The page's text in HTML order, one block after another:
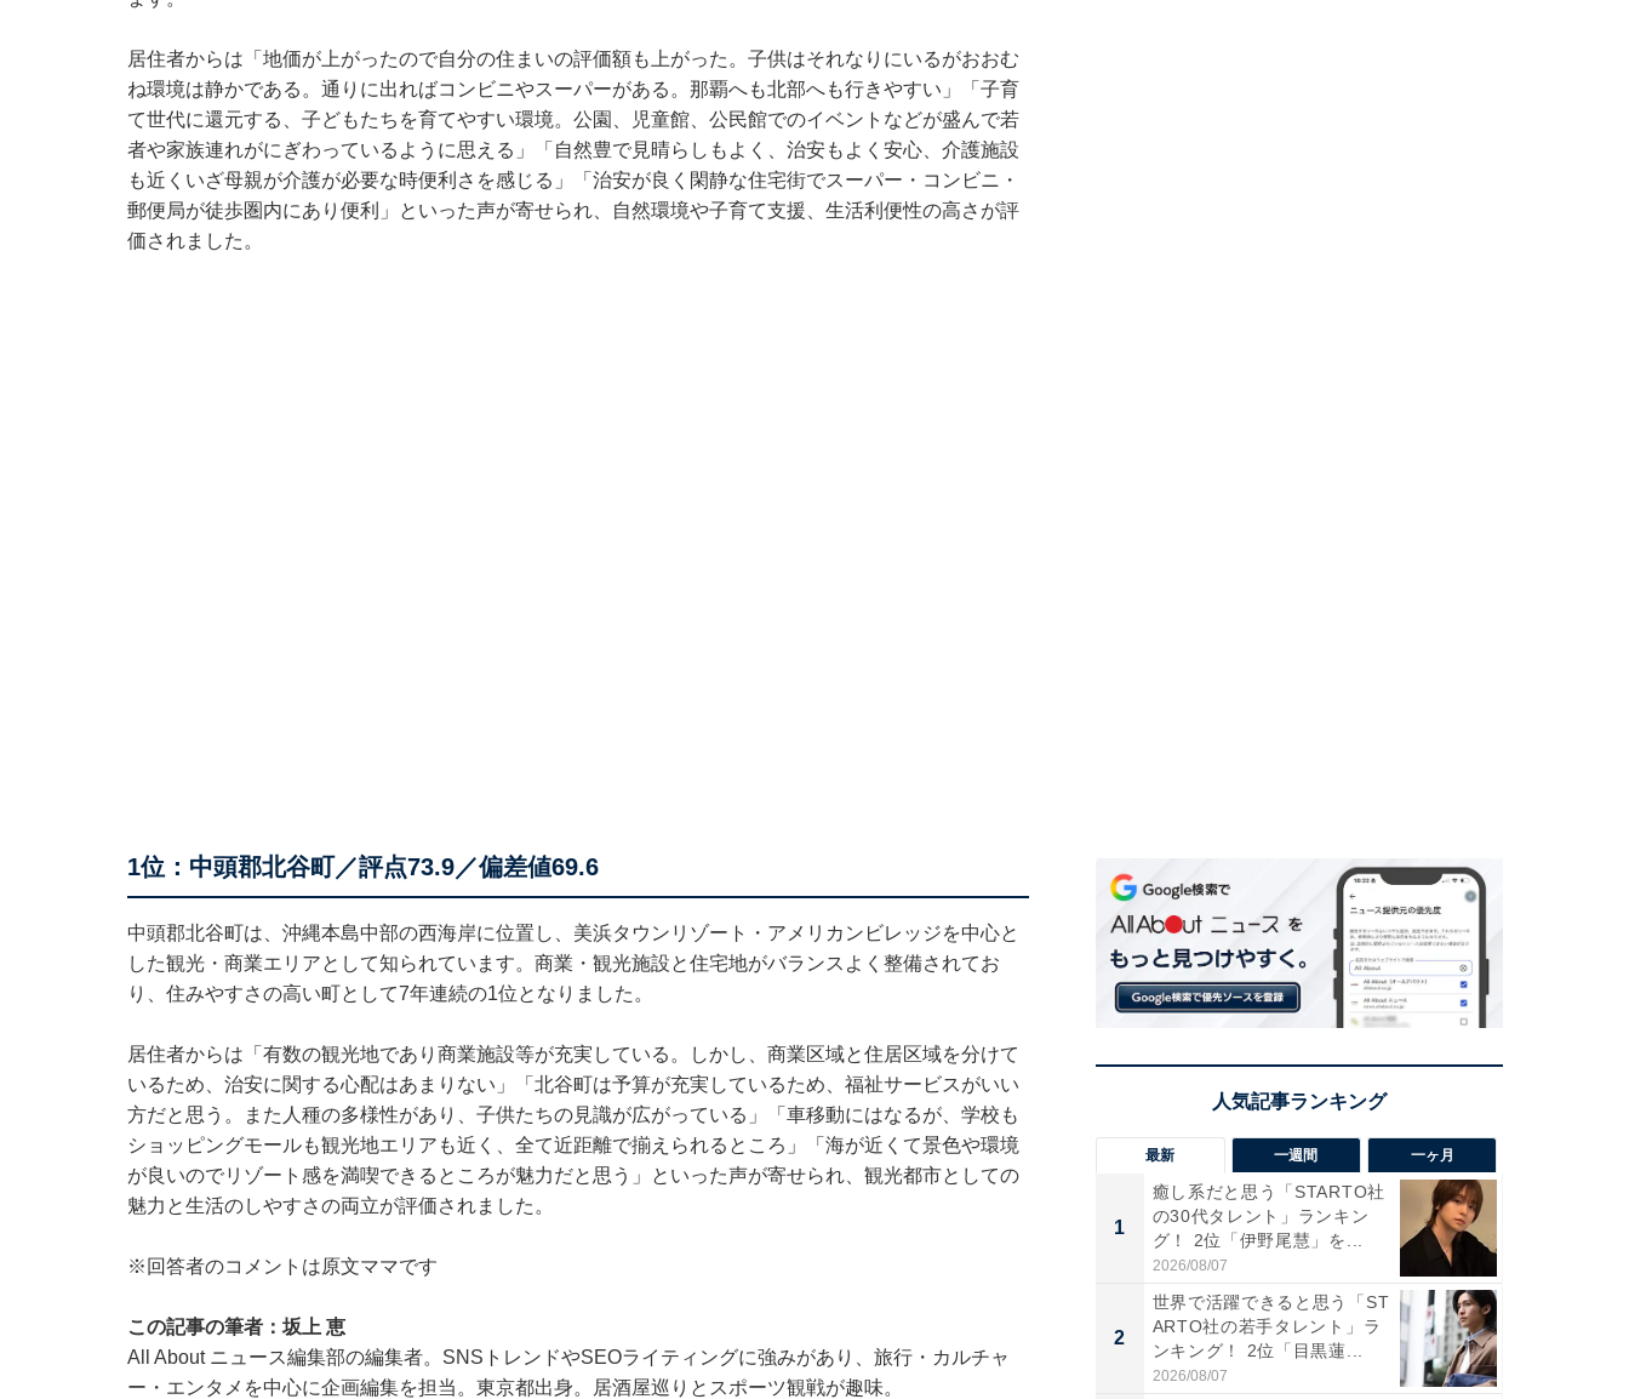
居住者からは「地価が上がったので自分の住まいの評価額も上がった。子供はそれなりにいるがおおむ
ね環境は静かである。通りに出ればコンビニやスーパーがある。那覇へも北部へも行きやすい」「子育
て世代に還元する、子どもたちを育てやすい環境。公園、児童館、公民館でのイベントなどが盛んで若
者や家族連れがにぎわっているように思える」「自然豊で見晴らしもよく、治安もよく安心、介護施設
も近くいざ母親が介護が必要な時便利さを感じる」「治安が良く閑静な住宅街でスーパー・コンビニ・
郵便局が徒歩圏内にあり便利」といった声が寄せられ、自然環境や子育て支援、生活利便性の高さが評
価されました。
1位：中頭郡北谷町／評点73.9／偏差値69.6
中頭郡北谷町は、沖縄本島中部の西海岸に位置し、美浜タウンリゾート・アメリカンビレッジを中心と
した観光・商業エリアとして知られています。商業・観光施設と住宅地がバランスよく整備されてお
り、住みやすさの高い町として7年連続の1位となりました。
居住者からは「有数の観光地であり商業施設等が充実している。しかし、商業区域と住居区域を分けて
いるため、治安に関する心配はあまりない」「北谷町は予算が充実しているため、福祉サービスがいい
方だと思う。また人種の多様性があり、子供たちの見識が広がっている」「車移動にはなるが、学校も
ショッピングモールも観光地エリアも近く、全て近距離で揃えられるところ」「海が近くて景色や環境
が良いのでリゾート感を満喫できるところが魅力だと思う」といった声が寄せられ、観光都市としての
魅力と生活のしやすさの両立が評価されました。
※回答者のコメントは原文ママです
この記事の筆者：坂上 恵
All About ニュース編集部の編集者。SNSトレンドやSEOライティングに強みがあり、旅行・カルチャ
ー・エンタメを中心に企画編集を担当。東京都出身。居酒屋巡りとスポーツ観戦が趣味。
最新 一週間 一ヶ月
1
癒し系だと思う「STARTO社
の30代タレント」ランキン
グ！ 2位「伊野尾慧」を...
2026/08/07
2
世界で活躍できると思う「ST
ARTO社の若手タレント」ラ
ンキング！ 2位「目黒蓮...
2026/08/07